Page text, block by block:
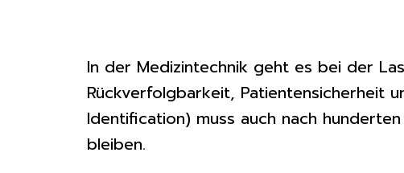
In der Medizintechnik geht es bei der
Rückverfolgbarkeit, Patientensicherheit
Identification) muss auch nach
bleiben.